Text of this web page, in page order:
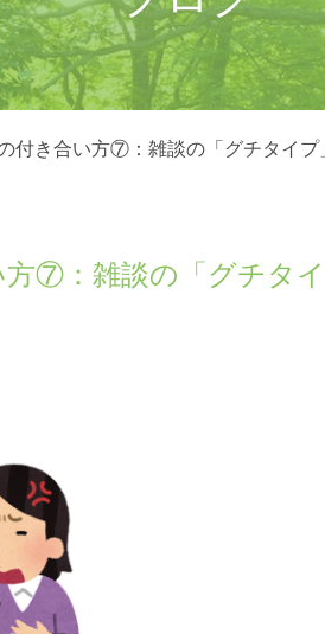
障害年金の
付き合い方⑦：雑談の「グチタイプ
⑦：雑談の「グチタ